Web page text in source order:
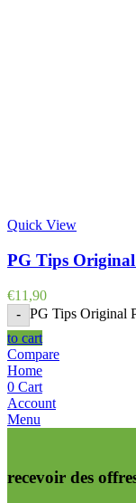
Quick View
PG Tips
€11,90
- PG Tips Original
to cart
Compare
Home
0 Cart
Account
Menu
recevoir des